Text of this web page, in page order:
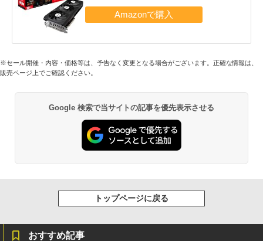
※セール開催・内容・価格等は、予告なく変更となる場合がございます。正確な情報は、
販売ページ上でご確認ください。
Google 検索で当サイトの記事を優先表示させる
トップページに戻る
おすすめ記事